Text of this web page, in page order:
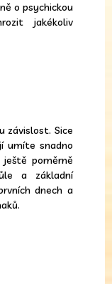
o psychickou
jakékoliv
závislost. Sice
umíte snadno
poměrně
a základní
dnech a